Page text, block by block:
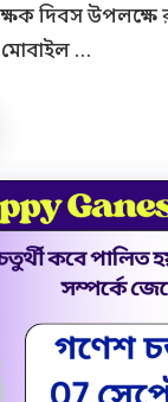
দিবস উপলক্ষে
…